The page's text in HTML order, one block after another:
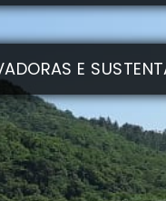
E